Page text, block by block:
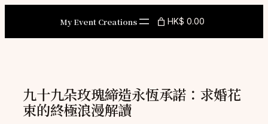
content
My Event Creations HK$ 0.00
九十九朵玫瑰締造永恆承諾：求婚花
束的終極浪漫解讀